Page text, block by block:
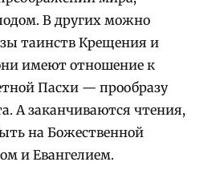
В других можно
таинств Крещения и
имеют отношение к
Пасхи — прообразу
А заканчиваются чтения,
на Божественной
и Евангелием.